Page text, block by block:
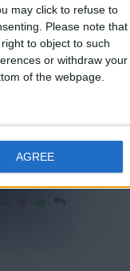
may click to refuse to
Please note that
to object to such
or withdraw your
of the webpage.
AGREE